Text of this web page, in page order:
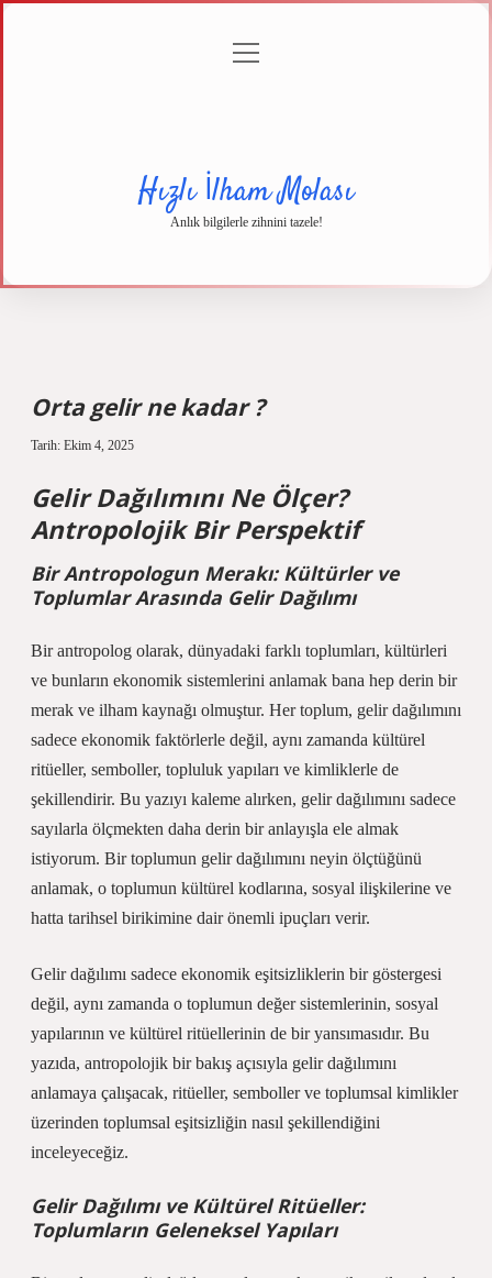
menüyü
Hızlı İlham Molası
Anlık bilgilerle zihnini tazele!
Orta gelir ne kadar ?
Tarih: Ekim 4, 2025
Gelir Dağılımını Ne Ölçer?
Antropolojik Bir Perspektif
Bir Antropologun Merakı: Kültürler ve
Toplumlar Arasında Gelir Dağılımı
Bir antropolog olarak, dünyadaki farklı toplumları, kültürleri
ve bunların ekonomik sistemlerini anlamak bana hep derin bir
merak ve ilham kaynağı olmuştur. Her toplum, gelir dağılımını
sadece ekonomik faktörlerle değil, aynı zamanda kültürel
ritüeller, semboller, topluluk yapıları ve kimliklerle de
şekillendirir. Bu yazıyı kaleme alırken, gelir dağılımını sadece
sayılarla ölçmekten daha derin bir anlayışla ele almak
istiyorum. Bir toplumun gelir dağılımını neyin ölçtüğünü
anlamak, o toplumun kültürel kodlarına, sosyal ilişkilerine ve
hatta tarihsel birikimine dair önemli ipuçları verir.
Gelir dağılımı sadece ekonomik eşitsizliklerin bir göstergesi
değil, aynı zamanda o toplumun değer sistemlerinin, sosyal
yapılarının ve kültürel ritüellerinin de bir yansımasıdır. Bu
yazıda, antropolojik bir bakış açısıyla gelir dağılımını
anlamaya çalışacak, ritüeller, semboller ve toplumsal kimlikler
üzerinden toplumsal eşitsizliğin nasıl şekillendiğini
inceleyeceğiz.
Gelir Dağılımı ve Kültürel Ritüeller:
Toplumların Geleneksel Yapıları